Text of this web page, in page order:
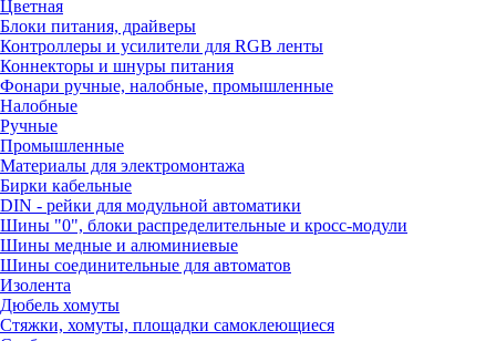
Цветная
Блоки питания, драйверы
Контроллеры и усилители для RGB ленты
Коннекторы и шнуры питания
Фонари ручные, налобные, промышленные
Налобные
Ручные
Промышленные
Материалы для электромонтажа
Бирки кабельные
DIN - рейки для модульной автоматики
Шины "0", блоки распределительные и кросс-модули
Шины медные и алюминиевые
Шины соединительные для автоматов
Изолента
Дюбель хомуты
Стяжки, хомуты, площадки самоклеющиеся